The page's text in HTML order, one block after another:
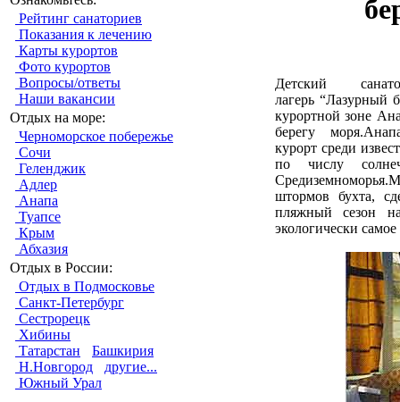
Рейтинг санаториев
Показания к лечению
Карты курортов
Фото курортов
Вопросы/ответы
Наши вакансии
Отдых на море:
Черноморское побережье
Сочи
Геленджик
Адлер
Анапа
Туапсе
Крым
Абхазия
Отдых в России:
Отдых в Подмосковье
Санкт-Петербург
Сестрорецк
Хибины
Татарстан
Башкирия
Н.Новгород
другие...
Южный Урал
Детский
лагерь “Лазурный
курортной зоне
берегу
курорт среди
по числу
штормов бухта,
пляжный сезон
экологически